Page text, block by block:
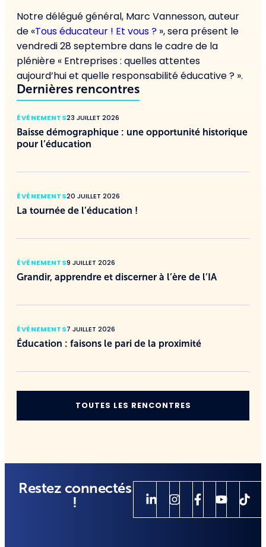
Notre délégué général, Marc Vannesson, auteur
de «Tous éducateur ! Et vous ? », sera présent le
vendredi 28 septembre dans le cadre de la
plénière « Entreprises : quelles attentes
aujourd’hui et quelle responsabilité éducative ? ».
Dernières rencontres
ÉVÉNEMENTS23 JUILLET 2026
Baisse démographique : une opportunité historique
pour l’éducation
ÉVÉNEMENTS20 JUILLET 2026
La tournée de l’éducation !
ÉVÉNEMENTS9 JUILLET 2026
Grandir, apprendre et discerner à l’ère de l’IA
ÉVÉNEMENTS7 JUILLET 2026
Éducation : faisons le pari de la proximité
TOUTES LES RENCONTRES
Restez connectés
!